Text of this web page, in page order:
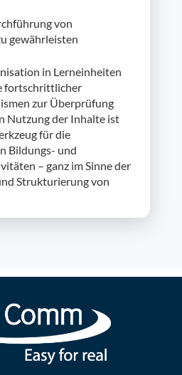
von
gewährleisten
in Lerneinheiten
fortschrittlicher
zur Überprüfung
Nutzung der Inhalte ist
für die
Bildungs- und
– ganz im Sinne der
Strukturierung von